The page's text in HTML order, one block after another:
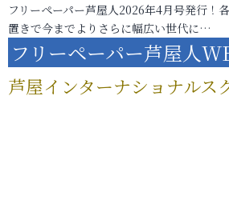
フリーペーパー芦屋人2026年4月号発行！
置きで今までよりさらに幅広い世代に…
フリーペーパー芦屋人
芦屋インターナショナルス